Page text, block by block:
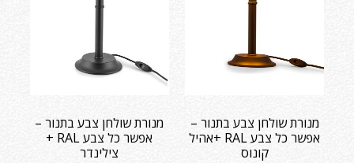
מנורת שולחן צבע בתנור –
אפשר כל צבע RAL +אהיל
קונוס
מנורת שולחן צבע בתנור –
אפשר כל צבע RAL +
צילינדר